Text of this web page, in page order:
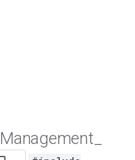
Management